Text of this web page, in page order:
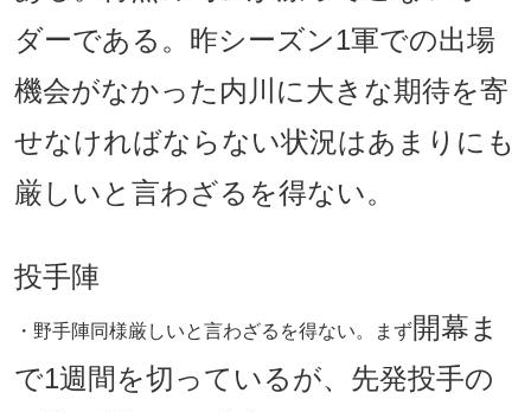
ダーである。昨シーズン1軍での出場
機会がなかった内川に大きな期待を寄
せなければならない状況はあまりにも
厳しいと言わざるを得ない。
投手陣
・野手陣同様厳しいと言わざるを得ない。まず開幕ま
で1週間を切っているが、先発投手の